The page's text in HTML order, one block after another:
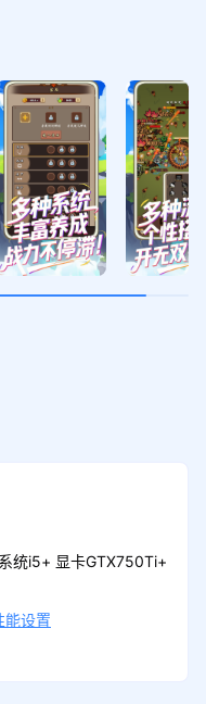
统i5+ 显卡GTX750Ti+
能设置